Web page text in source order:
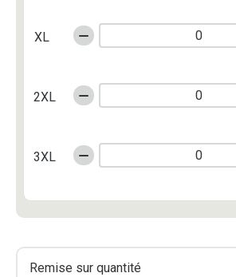
XL
2XL
3XL
Remise sur quantité